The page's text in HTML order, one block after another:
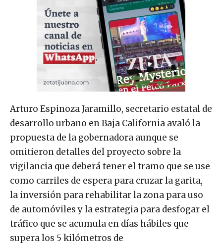
Arturo Espinoza Jaramillo, secretario estatal de
desarrollo urbano en Baja California avaló la
propuesta de la gobernadora aunque se
omitieron detalles del proyecto sobre la
vigilancia que deberá tener el tramo que se use
como carriles de espera para cruzar la garita,
la inversión para rehabilitar la zona para uso
de automóviles y la estrategia para desfogar el
tráfico que se acumula en días hábiles que
supera los 5 kilómetros de